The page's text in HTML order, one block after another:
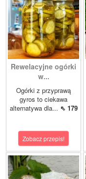
Rewelacyjne ogórki
w...
Ogórki z przyprawą
gyros to ciekawa
alternatywa dla... ⇖ 179
Zobacz przepis!